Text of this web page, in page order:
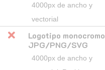
4000px de ancho y
vectorial

Logotipo monocromo
JPG/PNG/SVG
4000px de ancho y